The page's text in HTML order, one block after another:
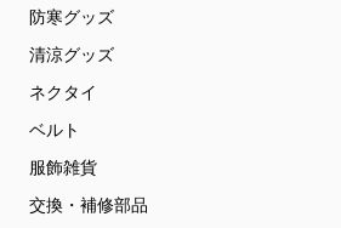
防寒グッズ
清涼グッズ
ネクタイ
ベルト
服飾雑貨
交換・補修部品